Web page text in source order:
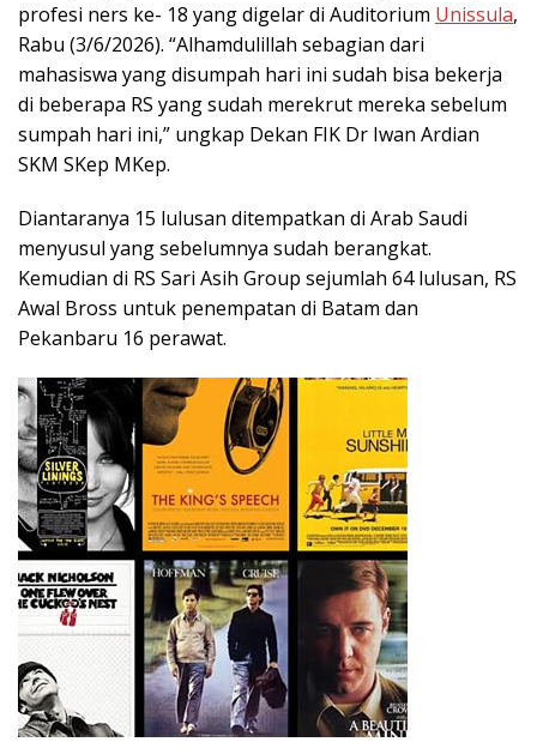
profesi ners ke- 18 yang digelar di Auditorium Unissula,
Rabu (3/6/2026). “Alhamdulillah sebagian dari
mahasiswa yang disumpah hari ini sudah bisa bekerja
di beberapa RS yang sudah merekrut mereka sebelum
sumpah hari ini,” ungkap Dekan FIK Dr Iwan Ardian
SKM SKep MKep.
Diantaranya 15 lulusan ditempatkan di Arab Saudi
menyusul yang sebelumnya sudah berangkat.
Kemudian di RS Sari Asih Group sejumlah 64 lulusan, RS
Awal Bross untuk penempatan di Batam dan
Pekanbaru 16 perawat.